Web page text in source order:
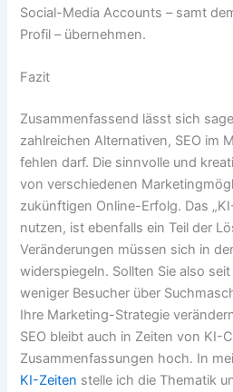
Social-Media Accounts – samt
Profil – übernehmen.
Fazit
Zusammenfassend lässt sich
zahlreichen Alternativen, SEO im
fehlen darf. Die sinnvolle und
von verschiedenen
zukünftigen Online-Erfolg. Das
nutzen, ist ebenfalls ein Teil der
Veränderungen müssen sich in
widerspiegeln. Sollten Sie also
weniger Besucher über
Ihre Marketing-Strategie
SEO bleibt auch in Zeiten von KI-
Zusammenfassungen hoch. In
KI-Zeiten stelle ich die Thematik